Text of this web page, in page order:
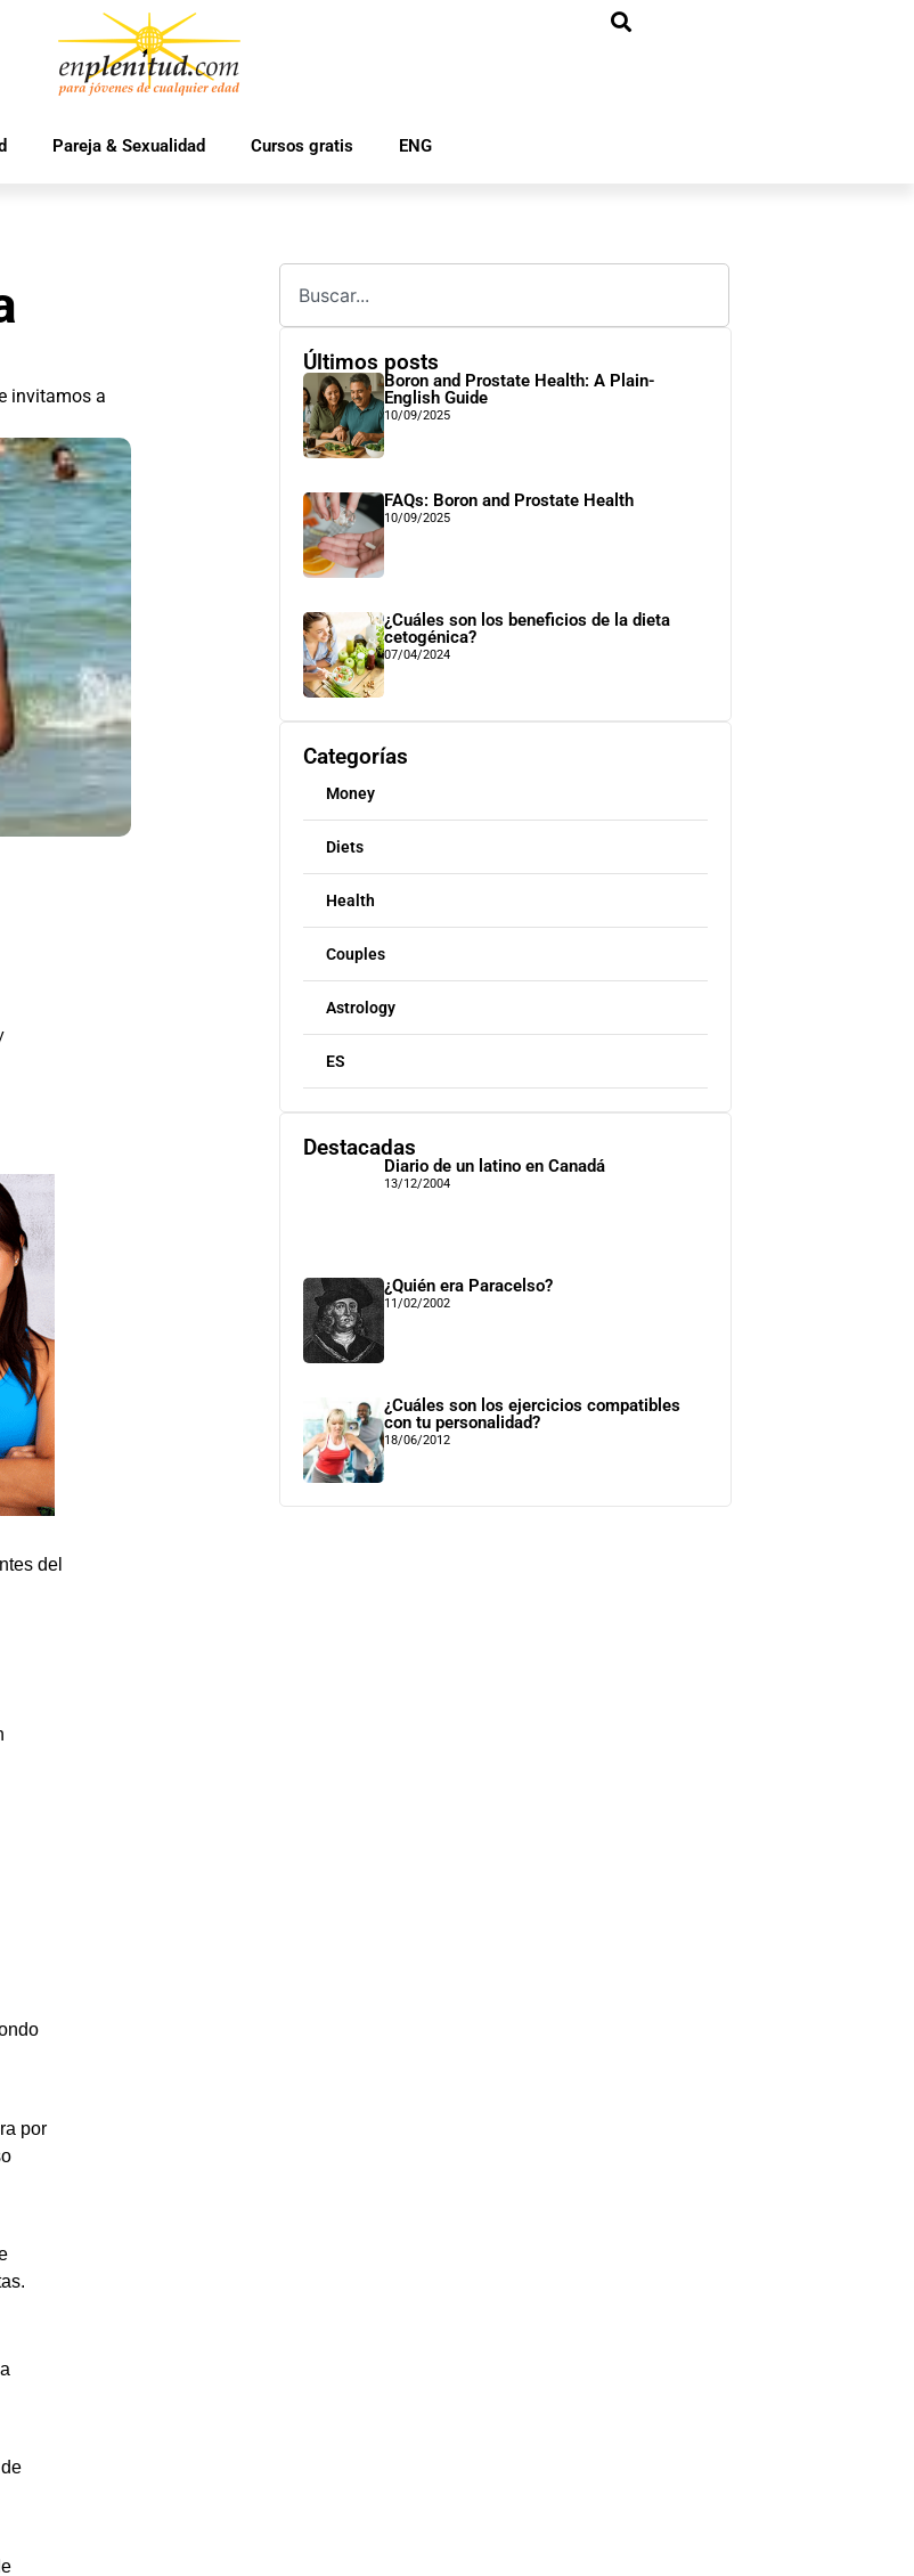
Pareja & Sexualidad Cursos gratis ENG
invitamos a
del
por
Últimos posts
Boron and Prostate Health: A Plain-
English Guide
10/09/2025
FAQs: Boron and Prostate Health
10/09/2025
¿Cuáles son los beneficios de la dieta
cetogénica?
07/04/2024
Categorías
Money
Diets
Health
Couples
Astrology
ES
Destacadas
Diario de un latino en Canadá
13/12/2004
¿Quién era Paracelso?
11/02/2002
¿Cuáles son los ejercicios compatibles
con tu personalidad?
18/06/2012